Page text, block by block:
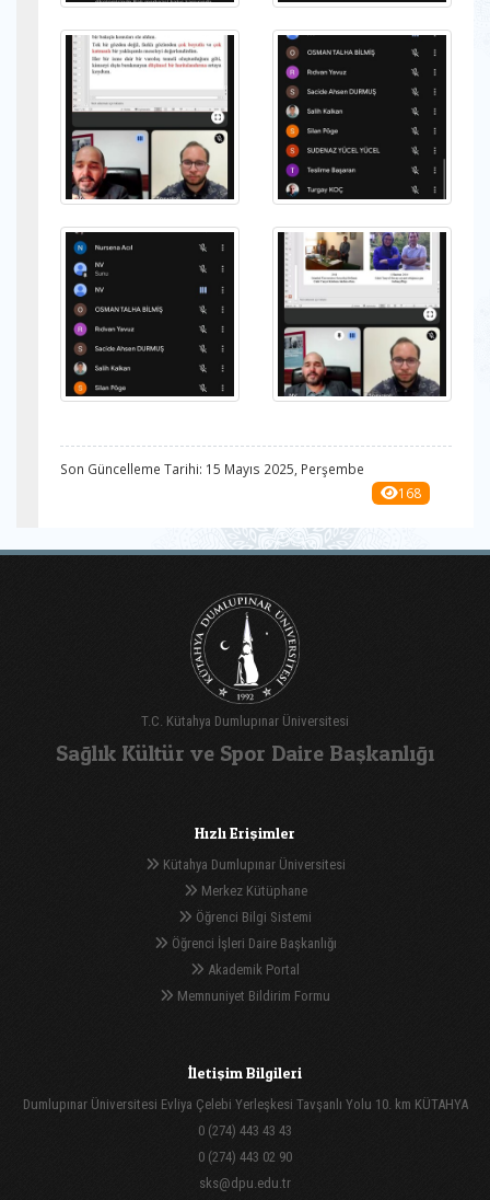
Son Güncelleme Tarihi: 15 Mayıs 2025, Perşembe
168
T.C. Kütahya Dumlupınar Üniversitesi
Sağlık Kültür ve Spor Daire Başkanlığı
Hızlı Erişimler
Kütahya Dumlupınar Üniversitesi
Merkez Kütüphane
Öğrenci Bilgi Sistemi
Öğrenci İşleri Daire Başkanlığı
Akademik Portal
Memnuniyet Bildirim Formu
İletişim Bilgileri
Dumlupınar Üniversitesi Evliya Çelebi Yerleşkesi Tavşanlı Yolu 10. km KÜTAHYA
0 (274) 443 43 43
0 (274) 443 02 90
sks@dpu.edu.tr